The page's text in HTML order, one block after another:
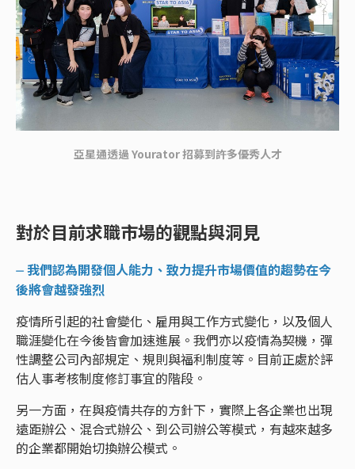
亞星通透過 Yourator 招募到許多優秀人才
對於目前求職市場的觀點與洞見
⏤ 我們認為開發個人能力、致力提升市場價值的趨勢在今
後將會越發強烈
疫情所引起的社會變化、雇用與工作方式變化，以及個人
職涯變化在今後皆會加速進展。我們亦以疫情為契機，彈
性調整公司內部規定、規則與福利制度等。目前正處於評
估人事考核制度修訂事宜的階段。
另一方面，在與疫情共存的方針下，實際上各企業也出現
遠距辦公、混合式辦公、到公司辦公等模式，有越來越多
的企業都開始切換辦公模式。